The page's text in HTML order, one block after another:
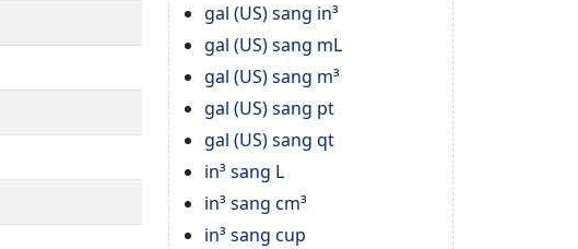
gal (US) sang in³
gal (US) sang mL
gal (US) sang m³
gal (US) sang pt
gal (US) sang qt
in³ sang L
in³ sang cm³
in³ sang cup